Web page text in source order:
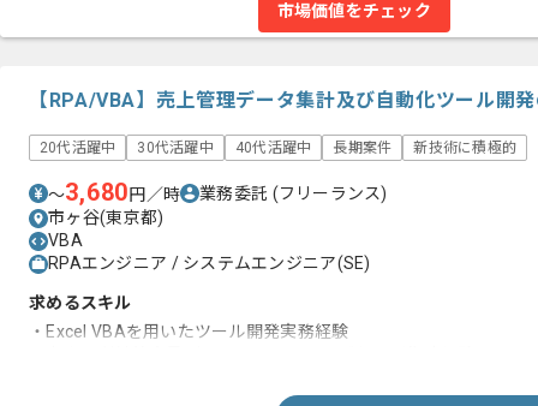
市場価値をチェック
【RPA/VBA】売上管理データ集計及び自動化ツール開
20代活躍中 30代活躍中 40代活躍中 長期案件 新技術に積極的
〜3,680円／時 業務委託 (フリーランス)
市ヶ谷(東京都)
VBA
RPAエンジニア / システムエンジニア(SE)
求めるスキル
・Excel VBAを用いたツール開発実務経験